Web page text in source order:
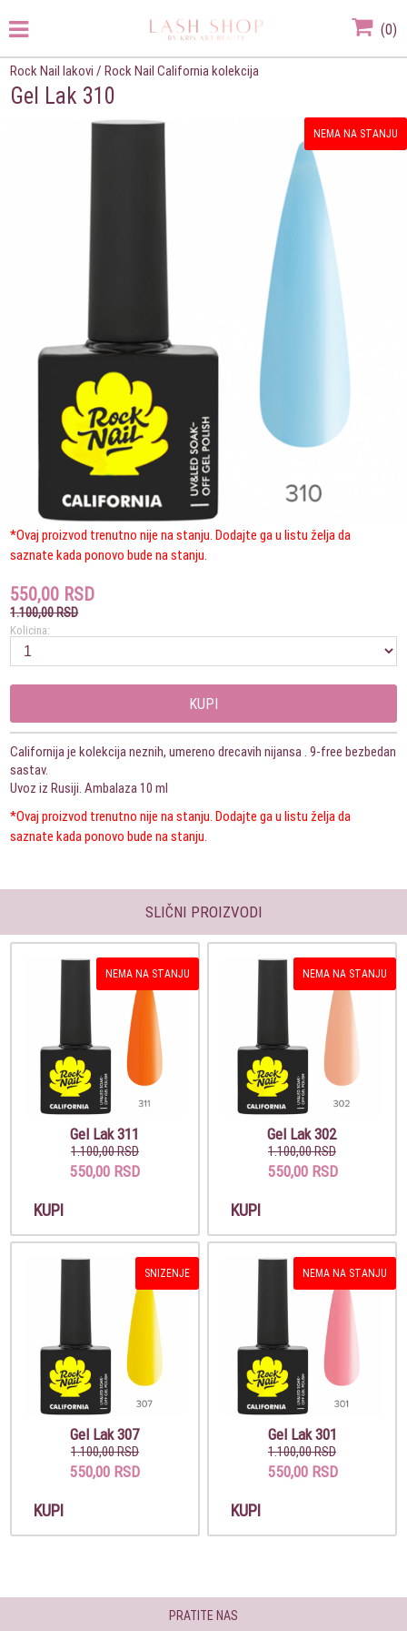
(0)
Rock Nail lakovi /Rock Nail California kolekcija
Gel Lak 310
NEMA NA STANJU
*Ovaj proizvod trenutno nije na stanju. Dodajte ga u listu želja da
saznate kada ponovo bude na stanju.
550,00 RSD
1.100,00 RSD
Kolicina:
KUPI
Californija je kolekcija neznih, umereno drecavih nijansa . 9-free bezbedan
sastav.
Uvoz iz Rusiji. Ambalaza 10 ml
*Ovaj proizvod trenutno nije na stanju. Dodajte ga u listu želja da
saznate kada ponovo bude na stanju.
SLIČNI PROIZVODI
NEMA NA STANJU
Gel Lak 311
1.100,00 RSD
550,00 RSD
KUPI
NEMA NA STANJU
Gel Lak 302
1.100,00 RSD
550,00 RSD
KUPI
SNIZENJE
Gel Lak 307
1.100,00 RSD
550,00 RSD
KUPI
NEMA NA STANJU
Gel Lak 301
1.100,00 RSD
550,00 RSD
KUPI
PRATITE NAS